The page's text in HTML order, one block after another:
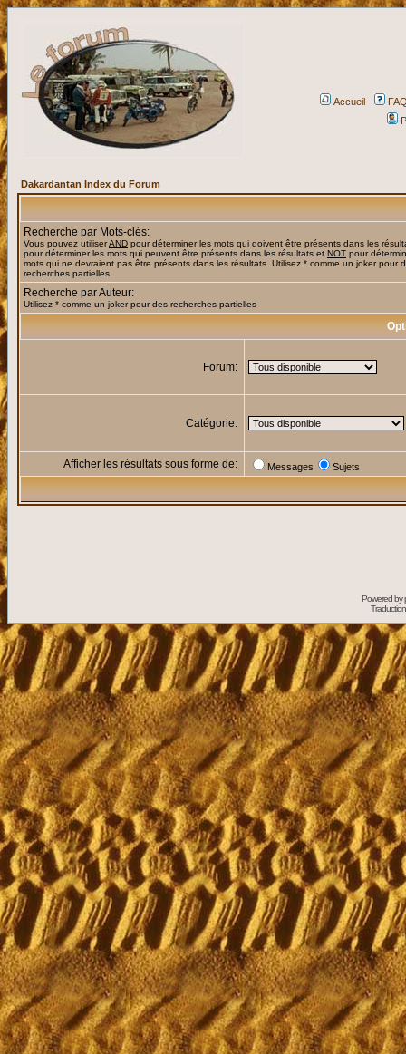
Accueil
Dakardantan Index du Forum
Recherche par Mots-clés:
Vous pouvez utiliserAND pour déterminer les mots qui doivent être présents dans les
pour déterminer les mots qui peuvent être présents dans les résultats et NOT pour
mots qui ne devraient pas être présents dans les résultats. Utilisez * comme un joker pour
recherches partielles
Recherche par Auteur:
Utilisez * comme un joker pour des recherches partielles
Forum:
Catégorie:
Afficher les résultats sous forme de: Messages Sujets
Powered by